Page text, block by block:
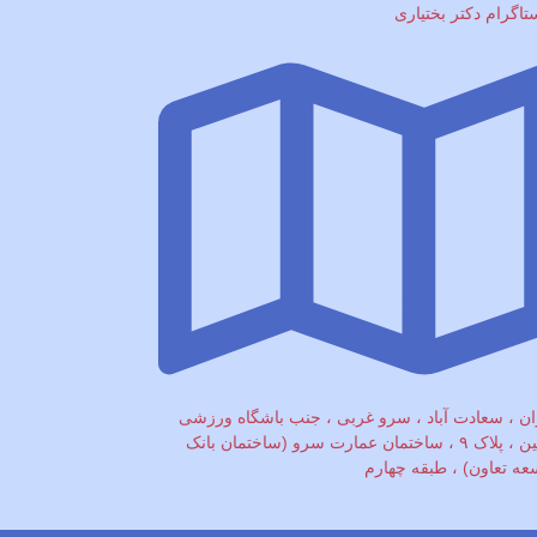
دکتر بختیاری
، سعادت آباد ، سرو غربی ، جنب باشگاه ورزشی
دلفین ، پلاک ۹ ، ساختمان عمارت سرو (ساختمان بانک
تعاون) ، طبقه چهارم